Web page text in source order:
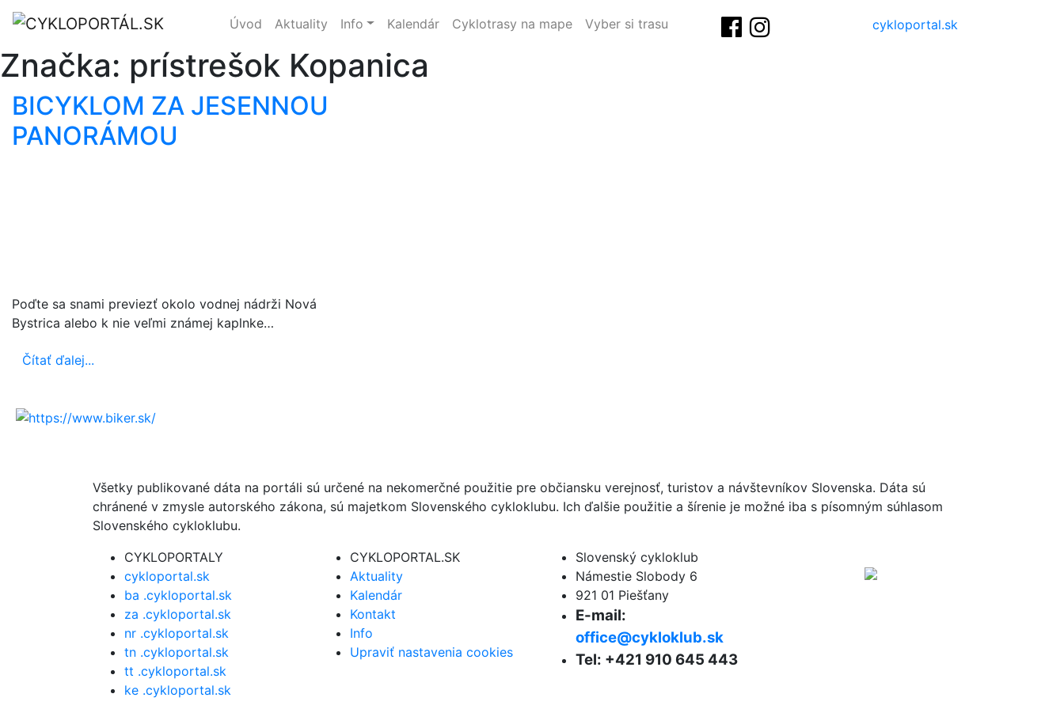
Úvod Aktuality Info Kalendár Cyklotrasy na mape Vyber si trasu cykloportal.sk
Značka: prístrešok Kopanica
BICYKLOM ZA JESENNOU
PANORÁMOU
Poďte sa snami previezť okolo vodnej nádrži Nová
Bystrica alebo k nie veľmi známej kaplnke…
Čítať ďalej...
Všetky publikované dáta na portáli sú určené na nekomerčné použitie pre občiansku verejnosť, turistov a návštevníkov Slovenska. Dáta sú
chránené v zmysle autorského zákona, sú majetkom Slovenského cykloklubu. Ich ďalšie použitie a šírenie je možné iba s písomným súhlasom
Slovenského cykloklubu.
CYKLOPORTALY
cykloportal.sk
ba .cykloportal.sk
za .cykloportal.sk
nr .cykloportal.sk
tn .cykloportal.sk
tt .cykloportal.sk
ke .cykloportal.sk
CYKLOPORTAL.SK
Aktuality
Kalendár
Kontakt
Info
Upraviť nastavenia cookies
Slovenský cykloklub
Námestie Slobody 6
921 01 Piešťany
E-mail:
office@cykloklub.sk
Tel: +421 910 645 443